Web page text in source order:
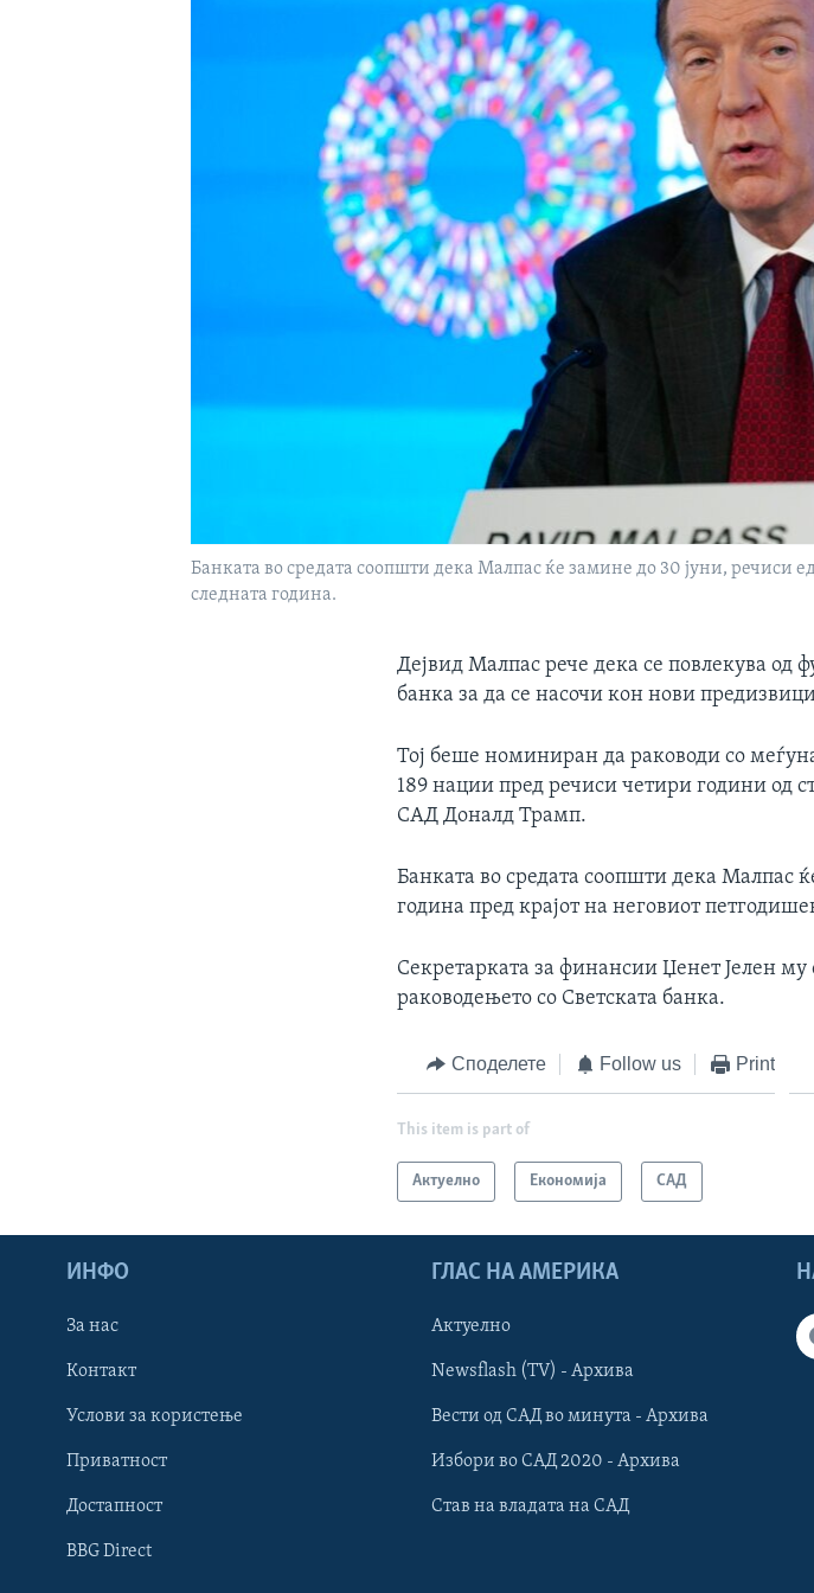
Learning English
НАКУСО...
Банката во средата соопшти дека Малпас ќе замине до 30 јуни, речиси
следната година.
Дејвид Малпас рече дека се повлекува од
банка за да се насочи кон нови
Тој беше номиниран да раководи со
189 нации пред речиси четири години од
САД Доналд Трамп.
Банката во средата соопшти дека Малпас
година пред крајот на неговиот
Секретарката за финансии Џенет Јелен му
раководењето со Светската банка.
Споделете Follow us Print
This item is part of
Актуелно Економија САД
ИНФО
За нас
Контакт
Услови за користење
Приватност
Достапност
BBG Direct
ГЛАС НА АМЕРИКА
Актуелно
Newsflash (TV) - Архива
Вести од САД во минута - Архива
Избори во САД 2020 - Архива
Став на владата на САД